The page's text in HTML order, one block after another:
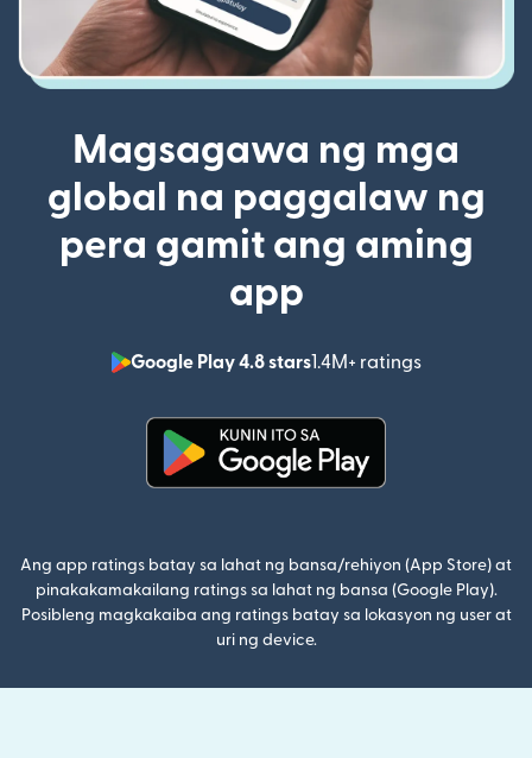
Magsagawa ng mga
global na paggalaw ng
pera gamit ang aming
app
Google Play 4.8 stars1.4M+ ratings
(bubukas
Ang app ratings batay sa lahat ng bansa/rehiyon (App Store) at
pinakakamakailang ratings sa lahat ng bansa (Google Play).
Posibleng magkakaiba ang ratings batay sa lokasyon ng user at
uri ng device.